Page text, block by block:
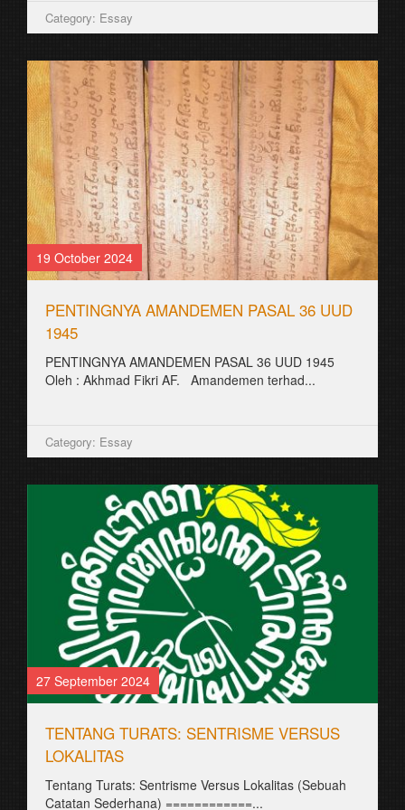
Category: Essay
19 October 2024
PENTINGNYA AMANDEMEN PASAL 36 UUD
1945
PENTINGNYA AMANDEMEN PASAL 36 UUD 1945
Oleh : Akhmad Fikri AF. Amandemen terhad...
Category: Essay
27 September 2024
TENTANG TURATS: SENTRISME VERSUS
LOKALITAS
Tentang Turats: Sentrisme Versus Lokalitas (Sebuah
Catatan Sederhana) ============...